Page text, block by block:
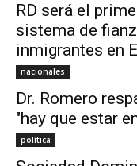
RD será el
sistema de
inmigrantes en
nacionales
Dr. Romero
"hay que estar
política